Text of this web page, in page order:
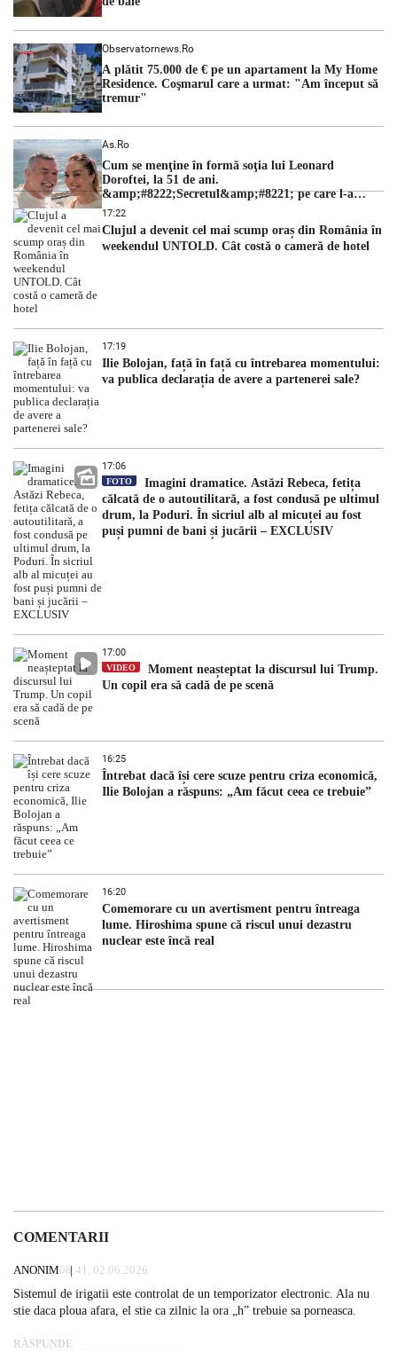
Observatornews.ro
A plătit 75.000 de € pe un apartament la My Home
Residence. Coşmarul care a urmat: "Am început să
tremur"
As.ro
Cum se menţine în formă soţia lui Leonard
Doroftei, la 51 de ani.
&amp;#8222;Secretul&amp;#8221; pe care l-a
dezvăluit
17:22
Clujul a devenit cel mai scump oraș din România în
weekendul UNTOLD. Cât costă o cameră de hotel
17:19
Ilie Bolojan, față în față cu întrebarea momentului:
va publica declarația de avere a partenerei sale?
17:06
FOTO
Imagini dramatice. Astăzi Rebeca, fetița
călcată de o autoutilitară, a fost condusă pe ultimul
drum, la Poduri. În sicriul alb al micuței au fost
puși pumni de bani și jucării – EXCLUSIV
17:00
VIDEO
Moment neașteptat la discursul lui Trump.
Un copil era să cadă de pe scenă
16:25
Întrebat dacă își cere scuze pentru criza economică,
Ilie Bolojan a răspuns: „Am făcut ceea ce trebuie”
16:20
Comemorare cu un avertisment pentru întreaga
lume. Hiroshima spune că riscul unui dezastru
nuclear este încă real
COMENTARII
ANONIM08:41, 02.06.2026
Sistemul de irigatii este controlat de un temporizator electronic. Ala nu
stie daca ploua afara, el stie ca zilnic la ora „h” trebuie sa porneasca.
RĂSPUNDE